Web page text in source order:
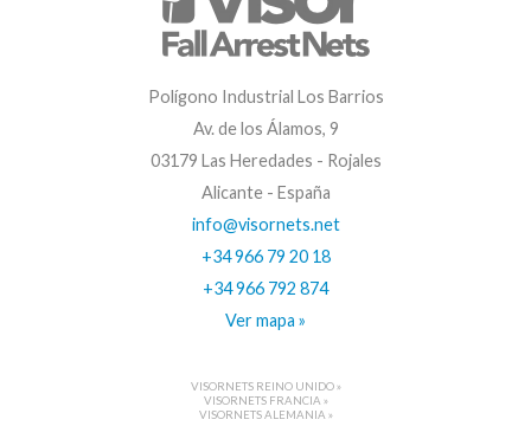
Polígono Industrial Los Barrios
Av. de los Álamos, 9
03179 Las Heredades - Rojales
Alicante - España
info@visornets.net
+34 966 79 20 18
+34 966 792 874
Ver mapa »
VISORNETS REINO UNIDO »
VISORNETS FRANCIA »
VISORNETS ALEMANIA »